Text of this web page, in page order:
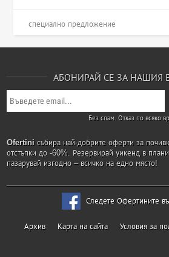
специално предложение
АБОНИРАЙ СЕ ЗА НАШИЯ
Без спам. Отказ по всяко
Ofertini събира най-добрите оферти за
отстъпки до -60%. Резервирай уикенд в
пазарувай изгодно – всичко на едно място!
Следете Офертините
Архив Карта на сайта Условия за